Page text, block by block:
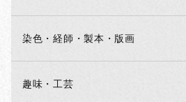
染色・経師・製本・版画
趣味・工芸